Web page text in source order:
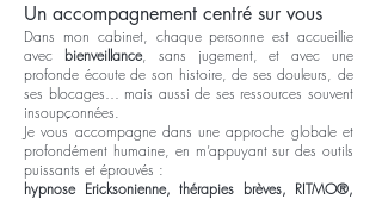
Un accompagnement centré sur vous
Dans mon cabinet, chaque personne est accueillie
avec bienveillance, sans jugement, et avec une
profonde écoute de son histoire, de ses douleurs, de
ses blocages… mais aussi de ses ressources souvent
insoupçonnées.
Je vous accompagne dans une approche globale et
profondément humaine, en m’appuyant sur des outils
puissants et éprouvés :
hypnose Ericksonienne, thérapies brèves, RITMO®,